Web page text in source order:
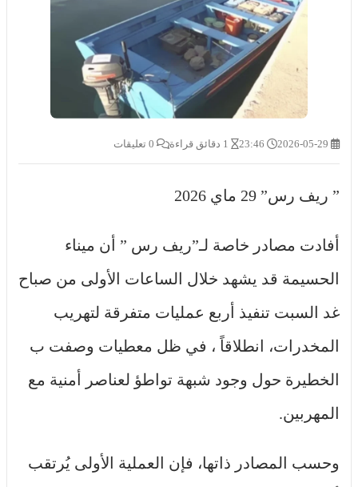
” ريف رس” 29 ماي 2026
أفادت مصادر خاصة لـ”ريف رس ” أن ميناء
الحسيمة قد يشهد خلال الساعات الأولى من صباح
غد السبت تنفيذ أربع عمليات متفرقة لتهريب
المخدرات، انطلاقاً ، في ظل معطيات وصفت ب
الخطيرة حول وجود شبهة تواطؤ لعناصر أمنية مع
المهربين.
وحسب المصادر ذاتها، فإن العملية الأولى يُرتقب